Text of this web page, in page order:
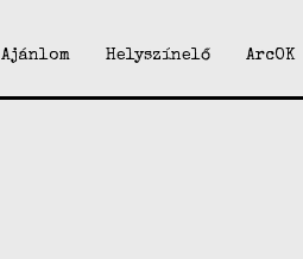
Ajánlom Helyszínelő ArcOK